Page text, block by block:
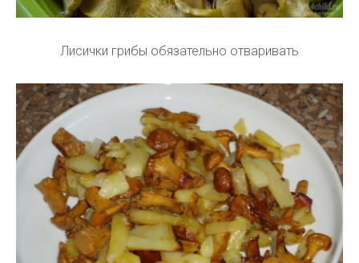
Лисички грибы обязательно отваривать